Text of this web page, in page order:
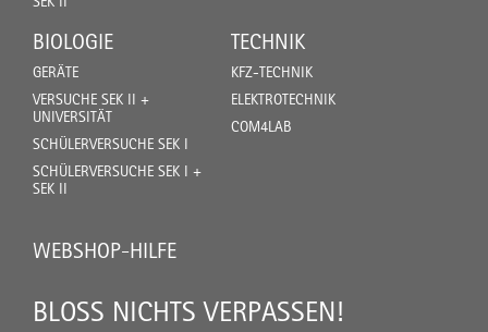
BIOLOGIE
GERÄTE
VERSUCHE SEK II +
UNIVERSITÄT
SCHÜLERVERSUCHE SEK I
SCHÜLERVERSUCHE SEK I +
SEK II
TECHNIK
KFZ-TECHNIK
ELEKTROTECHNIK
COM4LAB
WEBSHOP-HILFE
BLOSS NICHTS VERPASSEN!